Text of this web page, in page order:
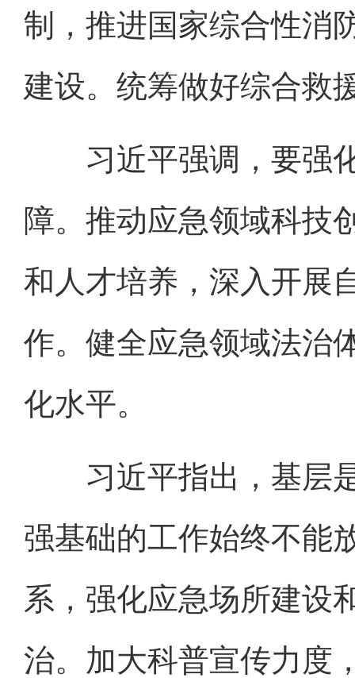
制，推进国家综合性消
建设。统筹做好综合救
习近平强调，要强化
障。推动应急领域科技
和人才培养，深入开展
作。健全应急领域法治
化水平。
习近平指出，基层是
强基础的工作始终不能
系，强化应急场所建设
治。加大科普宣传力度